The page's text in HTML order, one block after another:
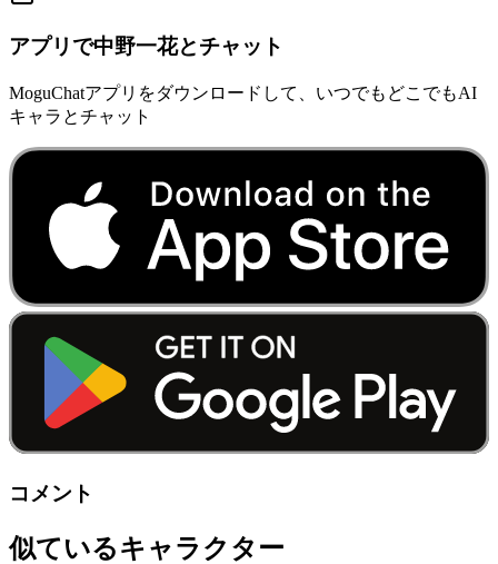
アプリで中野一花とチャット
MoguChatアプリをダウンロードして、いつでもどこでもAI
キャラとチャット
コメント
似ているキャラクター